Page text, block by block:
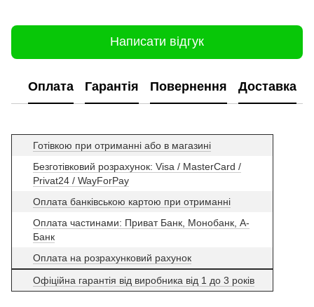
Написати відгук
Оплата Гарантія Повернення Доставка
Готівкою при отриманні або в магазині
Безготівковий розрахунок: Visa / MasterCard /
Privat24 / WayForPay
Оплата банківською картою при отриманні
Оплата частинами: Приват Банк, Монобанк, А-
Банк
Оплата на розрахунковий рахунок
Офіційна гарантія від виробника від 1 до 3 років